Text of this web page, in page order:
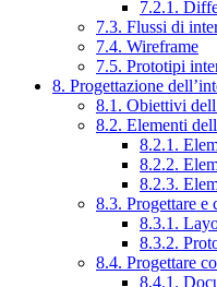
7.2.1.
7.3. Flussi di
7.4. Wireframe
7.5. Prototipi
8. Progettazione
8.1. Obiettivi
8.2. Elementi
8.2.1.
8.2.2.
8.2.3.
8.3. Progettare e
8.3.1.
8.3.2.
8.4. Progettare
8.4.1.